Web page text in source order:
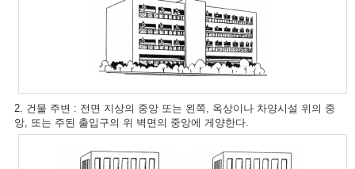
2. 건물 주변 : 전면 지상의 중앙 또는 왼쪽, 옥상이나 차양시설 위의 중
앙, 또는 주된 출입구의 위 벽면의 중앙에 게양한다.